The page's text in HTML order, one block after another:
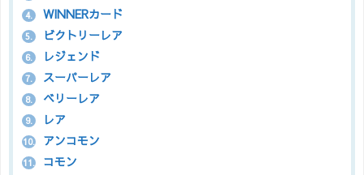
4. WINNERカード
5. ビクトリーレア
6. レジェンド
7. スーパーレア
8. ベリーレア
9. レア
10. アンコモン
11. コモン